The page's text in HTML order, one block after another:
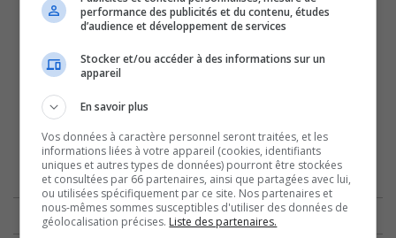
performance des publicités et du contenu, études
d’audience et développement de services
Stocker et/ou accéder à des informations sur un
appareil
En savoir plus
Vos données à caractère personnel seront traitées, et les
informations liées à votre appareil (cookies, identifiants
uniques et autres types de données) pourront être stockées
et consultées par 66 partenaires, ainsi que partagées avec lui,
ou utilisées spécifiquement par ce site. Nos partenaires et
nous-mêmes sommes susceptibles d'utiliser des données de
géolocalisation précises. Liste des partenaires.